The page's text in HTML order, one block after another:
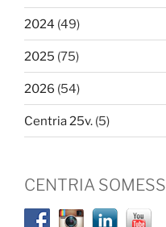
2024 (49)
2025 (75)
2026 (54)
Centria 25v. (5)
CENTRIA